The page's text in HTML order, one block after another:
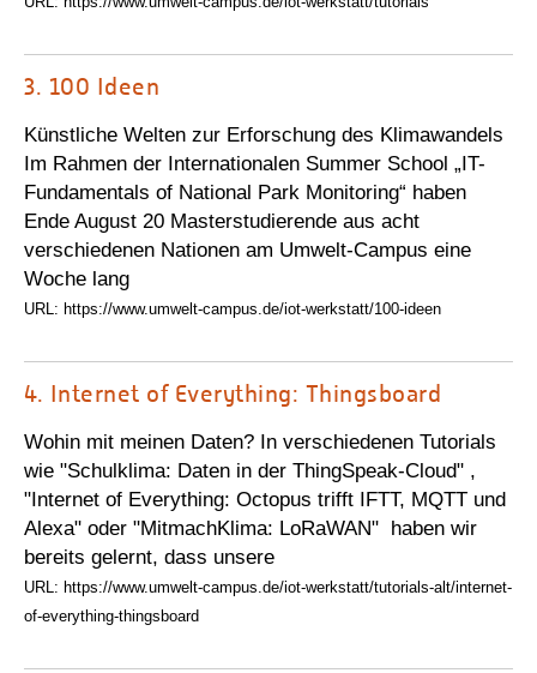
3. 100 Ideen
Künstliche Welten zur Erforschung des Klimawandels
Im Rahmen der Internationalen Summer School „IT-
Fundamentals of National Park Monitoring“ haben
Ende August 20 Masterstudierende aus acht
verschiedenen Nationen am Umwelt-Campus eine
Woche lang
URL: https://www.umwelt-campus.de/iot-werkstatt/100-ideen
4. Internet of Everything: Thingsboard
Wohin mit meinen Daten? In verschiedenen Tutorials
wie "Schulklima: Daten in der ThingSpeak-Cloud" ,
"Internet of Everything: Octopus trifft IFTT, MQTT und
Alexa" oder "MitmachKlima: LoRaWAN" haben wir
bereits gelernt, dass unsere
URL: https://www.umwelt-campus.de/iot-werkstatt/tutorials-alt/internet-
of-everything-thingsboard